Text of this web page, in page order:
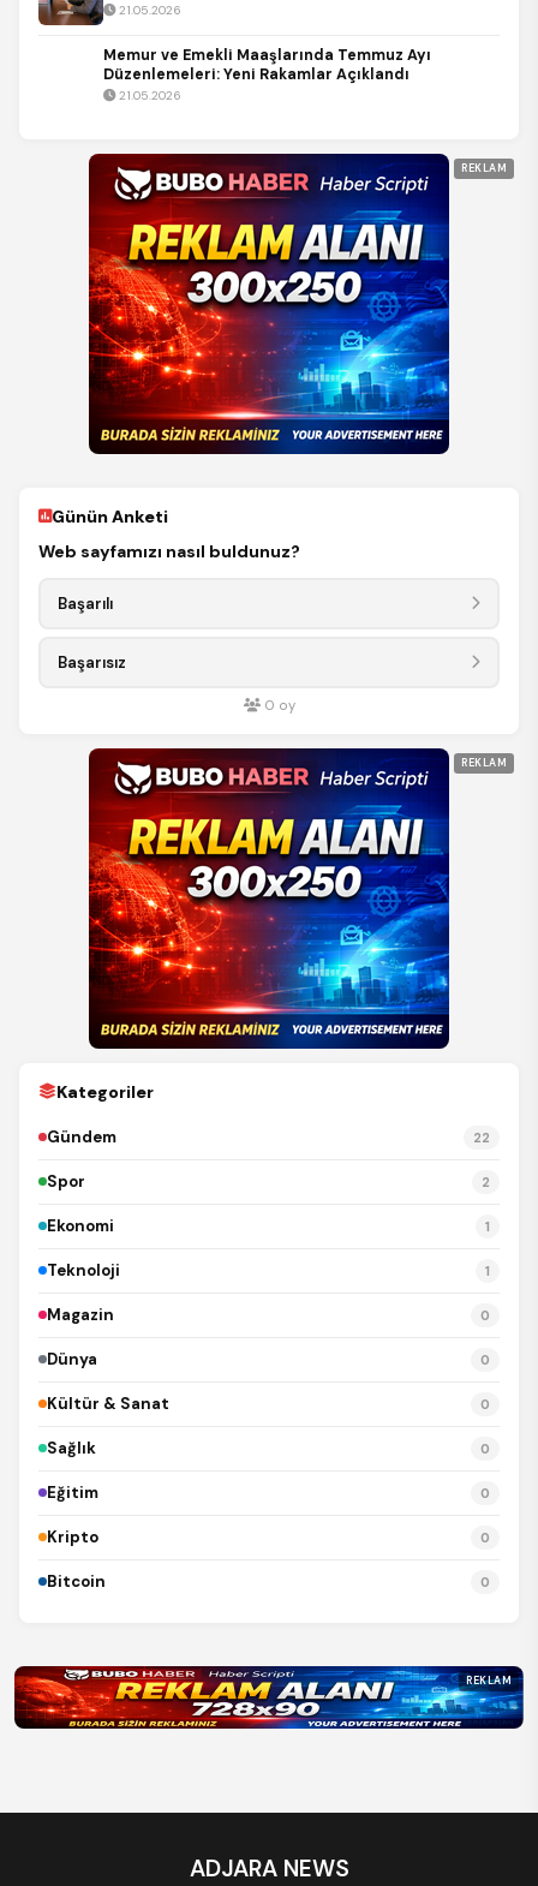
21.05.2026
Memur ve Emekli Maaşlarında Temmuz Ayı
Düzenlemeleri: Yeni Rakamlar Açıklandı
21.05.2026
REKLAM
Günün Anketi
Web sayfamızı nasıl buldunuz?
Başarılı
Başarısız
0 oy
REKLAM
Kategoriler
Gündem 22
Spor 2
Ekonomi 1
Teknoloji 1
Magazin 0
Dünya 0
Kültür & Sanat 0
Sağlık 0
Eğitim 0
Kripto 0
Bitcoin 0
REKLAM
ADJARA NEWS